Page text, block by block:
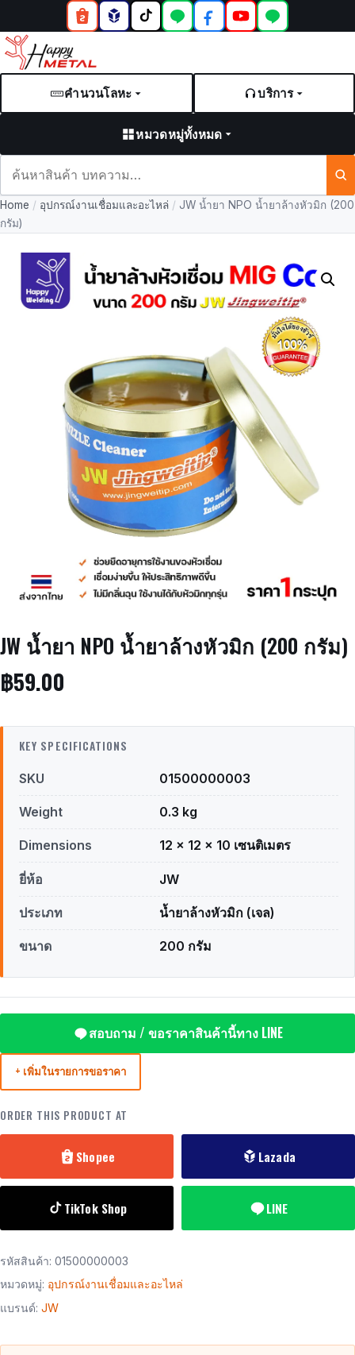
คำนวนโลหะ บริการ
หมวดหมู่ทั้งหมด
และ
บทความ
Home / อุปกรณ์งานเชื่อมและอะไหล่ / JW น้ำยา NPO น้ำยาล้างหัวมิก (200
กรัม)
JW น้ำยา NPO น้ำยาล้างหัวมิก (200 กรัม)
฿59.00
KEY SPECIFICATIONS
SKU 01500000003
Weight 0.3 kg
Dimensions 12 × 12 × 10 เซนติเมตร
ยี่ห้อ JW
ประเภท น้ำยาล้างหัวมิก (เจล)
ขนาด 200 กรัม
สอบถาม / ขอราคาสินค้านี้ทาง LINE
+ เพิ่มในรายการขอราคา
ORDER THIS PRODUCT AT
Shopee Lazada
TikTok Shop LINE
รหัสสินค้า: 01500000003
หมวดหมู่: อุปกรณ์งานเชื่อมและอะไหล่
แบรนด์: JW